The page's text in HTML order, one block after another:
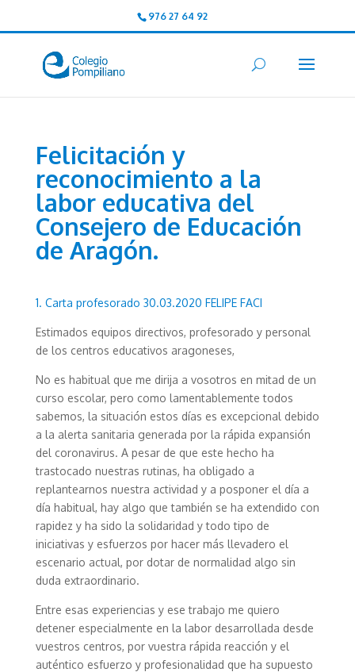
976 27 64 92
Felicitación y
reconocimiento a la
labor educativa del
Consejero de Educación
de Aragón.
1. Carta profesorado 30.03.2020 FELIPE FACI
Estimados equipos directivos, profesorado y personal
de los centros educativos aragoneses,
No es habitual que me dirija a vosotros en mitad de un
curso escolar, pero como lamentablemente todos
sabemos, la situación estos días es excepcional debido
a la alerta sanitaria generada por la rápida expansión
del coronavirus. A pesar de que este hecho ha
trastocado nuestras rutinas, ha obligado a
replantearnos nuestra actividad y a posponer el día a
día habitual, hay algo que también se ha extendido con
rapidez y ha sido la solidaridad y todo tipo de
iniciativas y esfuerzos por hacer más llevadero el
escenario actual, por dotar de normalidad algo sin
duda extraordinario.
Entre esas experiencias y ese trabajo me quiero
detener especialmente en la labor desarrollada desde
vuestros centros, por vuestra rápida reacción y el
auténtico esfuerzo y profesionalidad que ha supuesto